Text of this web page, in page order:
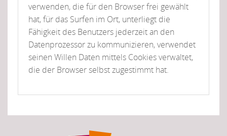
verwenden, die für den Browser frei gewählt
hat, für das Surfen im Ort, unterliegt die
Fähigkeit des Benutzers jederzeit an den
Datenprozessor zu kommunizieren, verwendet
seinen Willen Daten mittels Cookies verwaltet,
die der Browser selbst zugestimmt hat.